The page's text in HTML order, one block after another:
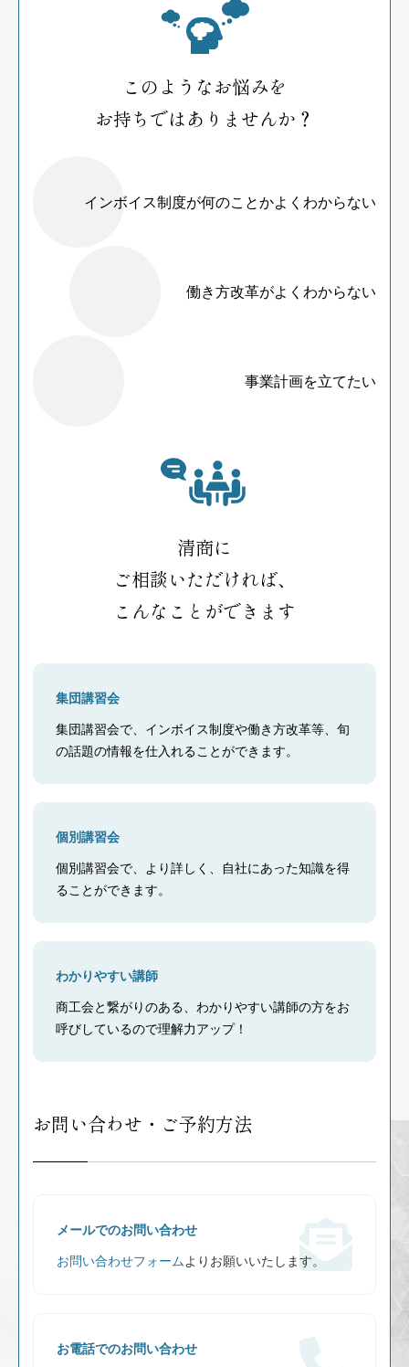
このようなお悩みを
お持ちではありませんか？
インボイス制度が何のことかよくわからない
働き方改革がよくわからない
事業計画を立てたい
清商に
ご相談いただければ、
こんなことができます
集団講習会
集団講習会で、インボイス制度や働き方改革等、旬
の話題の情報を仕入れることができます。
個別講習会
個別講習会で、より詳しく、自社にあった知識を得
ることができます。
わかりやすい講師
商工会と繋がりのある、わかりやすい講師の方をお
呼びしているので理解力アップ！
お問い合わせ・ご予約方法
メールでのお問い合わせ
お問い合わせフォーム よりお願いいたします。
お電話でのお問い合わせ